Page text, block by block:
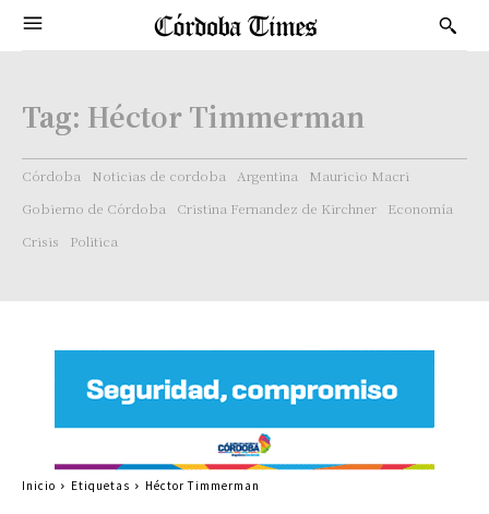
Tag: Héctor Timmerman
Córdoba Noticias de cordoba Argentina
Mauricio Macri
Gobierno de Córdoba
Cristina Fernandez de Kirchner
Economía
Crisis
Politica
Inicio Etiquetas Héctor Timmerman